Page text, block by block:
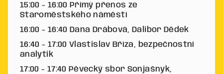
15:00 - 16:00 Přímý přenos ze
Staroměstského náměstí
16:00 - 16:40 Dana Drábová, Dalibor Dědek
16:40 - 17:00 Vlastislav Bříza, bezpečnostní
analytik
17:00 - 17:40 Pěvecký sbor Sonjašnyk,